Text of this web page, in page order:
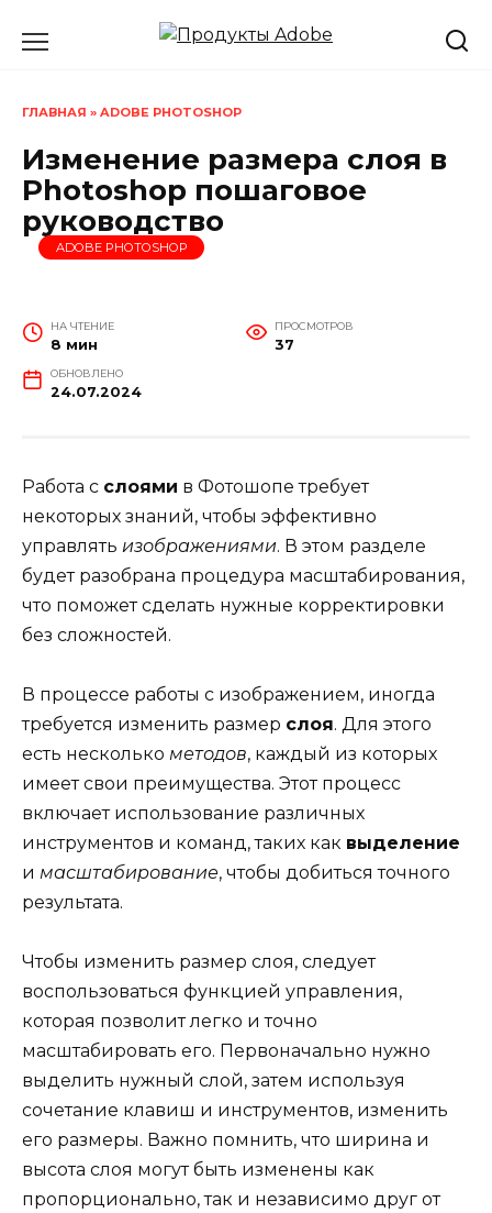
ГЛАВНАЯ » ADOBE PHOTOSHOP
Изменение размера слоя в
Photoshop пошаговое
руководство
ADOBE PHOTOSHOP
НА ЧТЕНИЕ
8 мин
ПРОСМОТРОВ
37
ОБНОВЛЕНО
24.07.2024
Работа с слоями в Фотошопе требует
некоторых знаний, чтобы эффективно
управлять изображениями. В этом разделе
будет разобрана процедура масштабирования,
что поможет сделать нужные корректировки
без сложностей.
В процессе работы с изображением, иногда
требуется изменить размер слоя. Для этого
есть несколько методов, каждый из которых
имеет свои преимущества. Этот процесс
включает использование различных
инструментов и команд, таких как выделение
и масштабирование, чтобы добиться точного
результата.
Чтобы изменить размер слоя, следует
воспользоваться функцией управления,
которая позволит легко и точно
масштабировать его. Первоначально нужно
выделить нужный слой, затем используя
сочетание клавиш и инструментов, изменить
его размеры. Важно помнить, что ширина и
высота слоя могут быть изменены как
пропорционально, так и независимо друг от